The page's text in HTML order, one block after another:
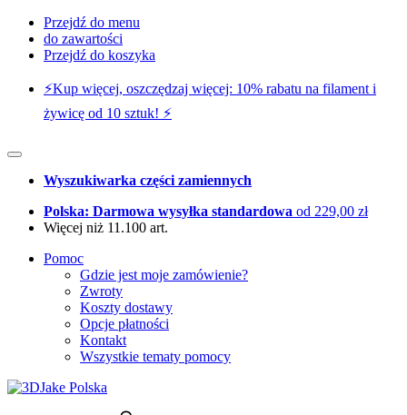
Przejdź do menu
do zawartości
Przejdź do koszyka
⚡️Kup więcej, oszczędzaj więcej: 10% rabatu na filament i
żywicę od 10 sztuk! ⚡️
Wyszukiwarka części zamiennych
Polska: Darmowa wysyłka standardowa od 229,00 zł
Więcej niż 11.100 art.
Pomoc
Gdzie jest moje zamówienie?
Zwroty
Koszty dostawy
Opcje płatności
Kontakt
Wszystkie tematy pomocy